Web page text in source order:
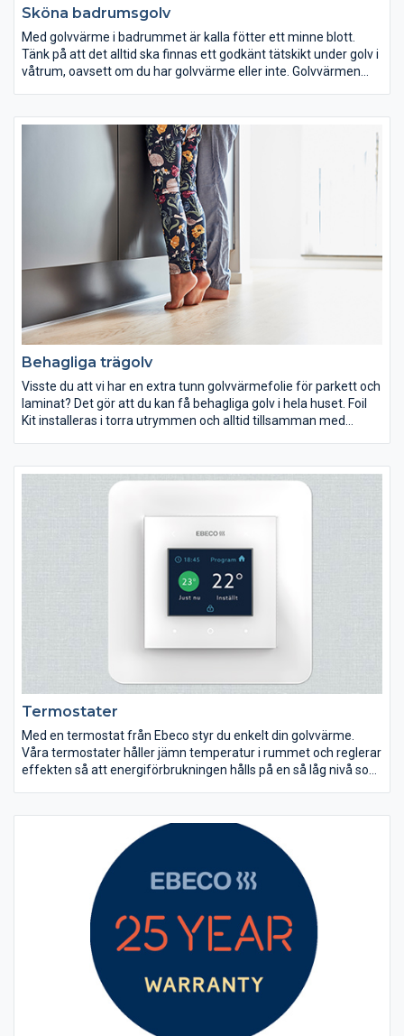
Sköna badrumsgolv
Med golvvärme i badrummet är kalla fötter ett minne blott.
Tänk på att det alltid ska finnas ett godkänt tätskikt under golv i
våtrum, oavsett om du har golvvärme eller inte. Golvvärmen
och tätskikt som måste följas.
Behagliga trägolv
Visste du att vi har en extra tunn golvvärmefolie för parkett och
laminat? Det gör att du kan få behagliga golv i hela huset. Foil
Kit installeras i torra utrymmen och alltid tillsamman med
Termostater
Med en termostat från Ebeco styr du enkelt din golvvärme.
Våra termostater håller jämn temperatur i rummet och reglerar
effekten så att energiförbrukningen hålls på en så låg nivå som